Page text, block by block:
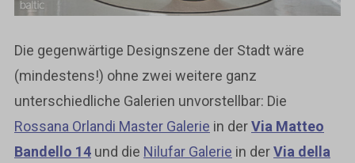
Die gegenwärtige Designszene der Stadt wäre
(mindestens!) ohne zwei weitere ganz
unterschiedliche Galerien unvorstellbar: Die
Rossana Orlandi Master Galerie in derVia Matteo
Bandello 14 und die Nilufar Galerie in derVia della